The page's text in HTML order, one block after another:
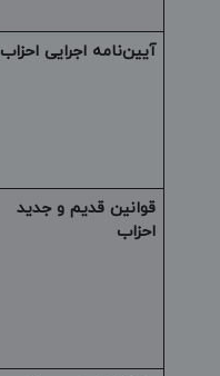
آیین‌نامه اجرایی احزاب
قوانین قدیم و جدید
احزاب